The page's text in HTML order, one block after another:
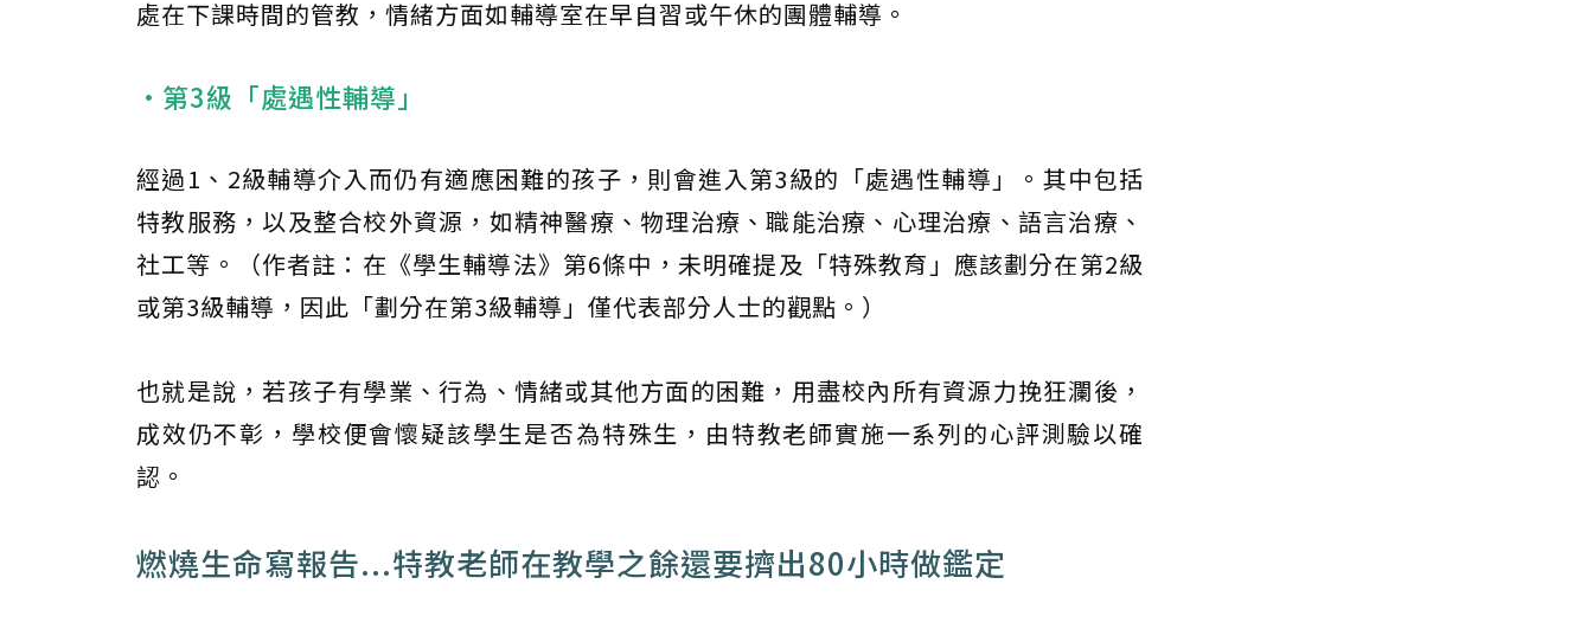
處在下課時間的管教，情緒方面如輔導室在早自習或午休的團體輔導。
•第3級「處遇性輔導」
經過1、2級輔導介入而仍有適應困難的孩子，則會進入第3級的「處遇性輔導」。其中包括
特教服務，以及整合校外資源，如精神醫療、物理治療、職能治療、心理治療、語言治療、
社工等。（作者註：在《學生輔導法》第6條中，未明確提及「特殊教育」應該劃分在第2級
或第3級輔導，因此「劃分在第3級輔導」僅代表部分人士的觀點。）
也就是說，若孩子有學業、行為、情緒或其他方面的困難，用盡校內所有資源力挽狂瀾後，
成效仍不彰，學校便會懷疑該學生是否為特殊生，由特教老師實施一系列的心評測驗以確
認。
燃燒生命寫報告...特教老師在教學之餘還要擠出80小時做鑑定